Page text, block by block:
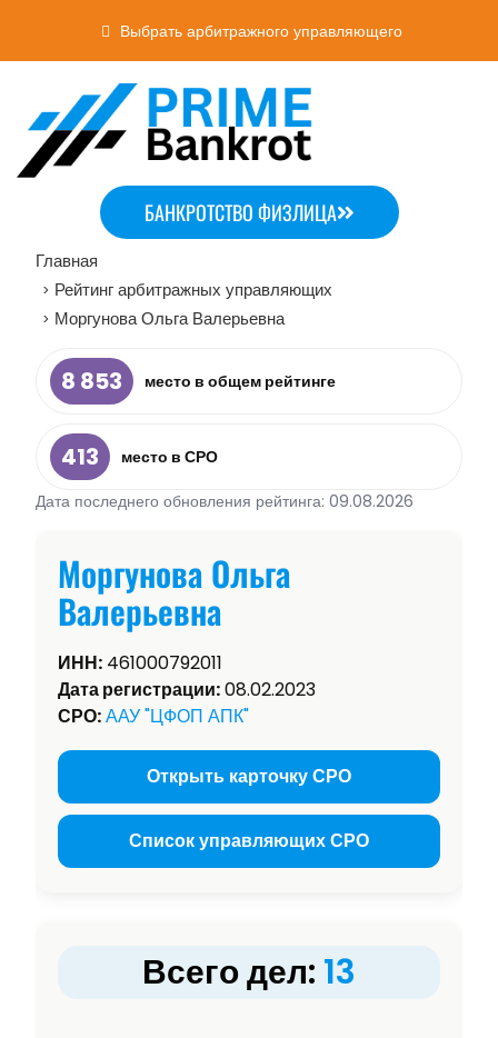
Выбрать арбитражного управляющего
БАНКРОТСТВО ФИЗЛИЦА
Главная
> Рейтинг арбитражных управляющих
> Моргунова Ольга Валерьевна
8 853 место в общем рейтинге
413
место в СРО
Дата последнего обновления рейтинга: 09.08.2026
Моргунова Ольга
Валерьевна
ИНН: 461000792011
Дата регистрации:08.02.2023
СРО:ААУ "ЦФОП АПК"
Открыть карточку СРО
Список управляющих СРО
Всего дел: 13